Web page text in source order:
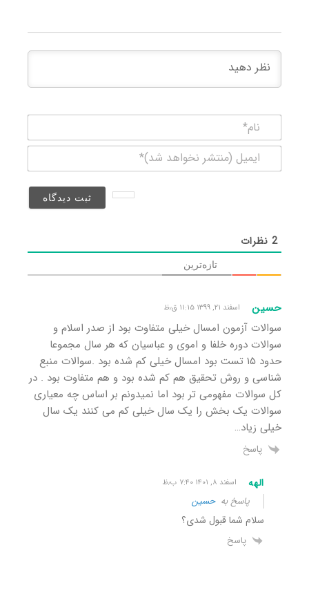
(منتشر
2نظرات
تازه‌ترین
حسین اسفند ۲۱, ۱۳۹۹ ۱۱:۱۵ ق٫ظ
سوالات آزمون امسال خیلی متفاوت بود از صدر اسلام و
سوالات دوره خلفا و اموی و عباسیان که هر سال مجموعا
حدود ۱۵ تست بود امسال خیلی کم شده بود .سوالات منبع
شناسی و روش تحقیق هم کم شده بود و هم متفاوت بود . در
کل سوالات مفهومی تر بود اما نمیدونم بر اساس چه معیاری
سوالات یک بخش را یک سال خیلی کم می کنند یک سال
خیلی زیاد…
پاسخ
الهه اسفند ۸, ۱۴۰۱ ۷:۴۰ ب٫ظ
پاسخ بهحسین
سلام شما قبول شدی؟
پاسخ